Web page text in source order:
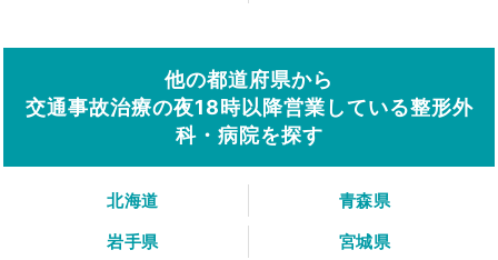
他の都道府県から
交通事故治療の夜18時以降営業している整形外
科・病院を探す
北海道
青森県
岩手県
宮城県